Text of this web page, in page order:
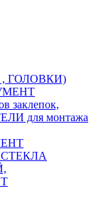
ГОЛОВКИ)
заклепок,
для монтажа